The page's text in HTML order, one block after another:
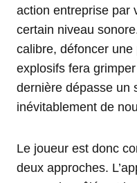
action entreprise par
certain niveau
calibre, défoncer
explosifs fera
dernière dépasse un
inévitablement de
Le joueur est donc
deux approches.